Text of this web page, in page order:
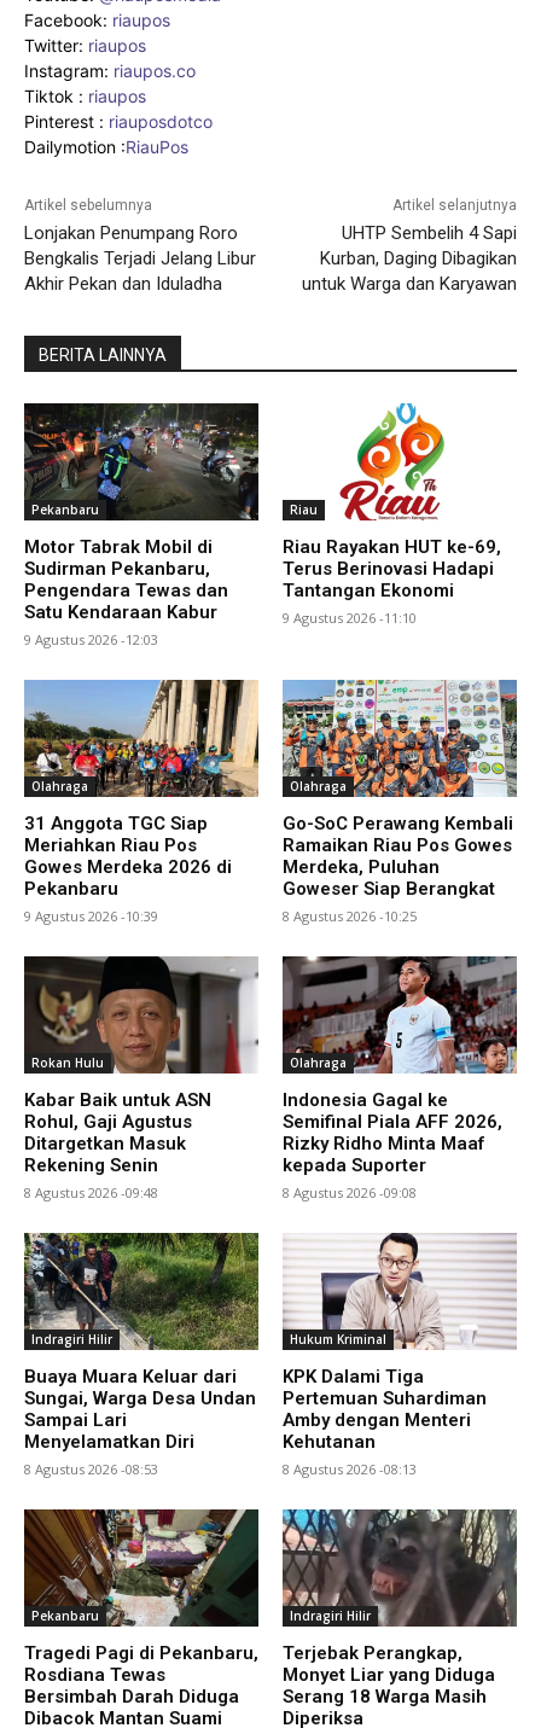
Facebook: riaupos
Twitter: riaupos
Instagram: riaupos.co
Tiktok : riaupos
Pinterest : riauposdotco
Dailymotion :RiauPos
Artikel sebelumnya
Lonjakan Penumpang Roro
Bengkalis Terjadi Jelang Libur
Akhir Pekan dan Iduladha
Artikel selanjutnya
UHTP Sembelih 4 Sapi
Kurban, Daging Dibagikan
untuk Warga dan Karyawan
BERITA LAINNYA
Pekanbaru
Motor Tabrak Mobil di
Sudirman Pekanbaru,
Pengendara Tewas dan
Satu Kendaraan Kabur
9 Agustus 2026 -12:03
Riau
Riau Rayakan HUT ke-69,
Terus Berinovasi Hadapi
Tantangan Ekonomi
9 Agustus 2026 -11:10
Olahraga
31 Anggota TGC Siap
Meriahkan Riau Pos
Gowes Merdeka 2026 di
Pekanbaru
9 Agustus 2026 -10:39
Olahraga
Go-SoC Perawang Kembali
Ramaikan Riau Pos Gowes
Merdeka, Puluhan
Goweser Siap Berangkat
8 Agustus 2026 -10:25
Rokan Hulu
Kabar Baik untuk ASN
Rohul, Gaji Agustus
Ditargetkan Masuk
Rekening Senin
8 Agustus 2026 -09:48
Olahraga
Indonesia Gagal ke
Semifinal Piala AFF 2026,
Rizky Ridho Minta Maaf
kepada Suporter
8 Agustus 2026 -09:08
Indragiri Hilir
Buaya Muara Keluar dari
Sungai, Warga Desa Undan
Sampai Lari
Menyelamatkan Diri
8 Agustus 2026 -08:53
Hukum Kriminal
KPK Dalami Tiga
Pertemuan Suhardiman
Amby dengan Menteri
Kehutanan
8 Agustus 2026 -08:13
Pekanbaru
Tragedi Pagi di Pekanbaru,
Rosdiana Tewas
Bersimbah Darah Diduga
Dibacok Mantan Suami
Indragiri Hilir
Terjebak Perangkap,
Monyet Liar yang Diduga
Serang 18 Warga Masih
Diperiksa